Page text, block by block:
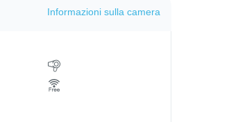
Informazioni sulla camera